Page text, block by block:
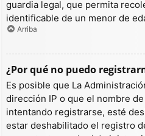
guardia legal, que permita
identificable de un menor de
Arriba
¿Por qué no puedo
Es posible que La
dirección IP o que el nombre
intentando registrarse, esté
estar deshabilitado el registro